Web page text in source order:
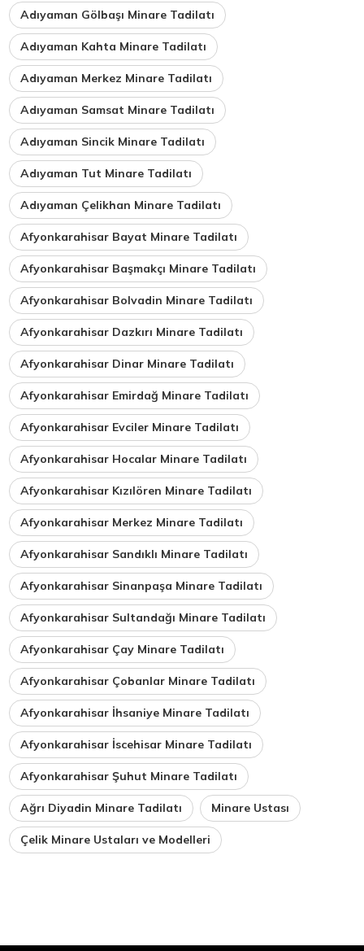
Adıyaman Gölbaşı Minare Tadilatı
Adıyaman Kahta Minare Tadilatı
Adıyaman Merkez Minare Tadilatı
Adıyaman Samsat Minare Tadilatı
Adıyaman Sincik Minare Tadilatı
Adıyaman Tut Minare Tadilatı
Adıyaman Çelikhan Minare Tadilatı
Afyonkarahisar Bayat Minare Tadilatı
Afyonkarahisar Başmakçı Minare Tadilatı
Afyonkarahisar Bolvadin Minare Tadilatı
Afyonkarahisar Dazkırı Minare Tadilatı
Afyonkarahisar Dinar Minare Tadilatı
Afyonkarahisar Emirdağ Minare Tadilatı
Afyonkarahisar Evciler Minare Tadilatı
Afyonkarahisar Hocalar Minare Tadilatı
Afyonkarahisar Kızılören Minare Tadilatı
Afyonkarahisar Merkez Minare Tadilatı
Afyonkarahisar Sandıklı Minare Tadilatı
Afyonkarahisar Sinanpaşa Minare Tadilatı
Afyonkarahisar Sultandağı Minare Tadilatı
Afyonkarahisar Çay Minare Tadilatı
Afyonkarahisar Çobanlar Minare Tadilatı
Afyonkarahisar İhsaniye Minare Tadilatı
Afyonkarahisar İscehisar Minare Tadilatı
Afyonkarahisar Şuhut Minare Tadilatı
Ağrı Diyadin Minare Tadilatı Minare Ustası
Çelik Minare Ustaları ve Modelleri